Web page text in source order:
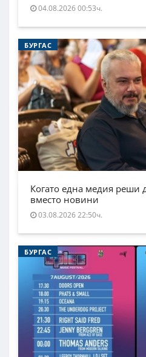
04.08.2026 00:53ч.
БУРГАС
Когато една медия реши
вместо новини
03.08.2026 22:50ч.
БУРГАС